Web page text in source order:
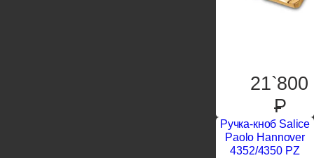
21`800
P
Ручка-кноб Salice
Paolo Hannover
4352/4350 PZ